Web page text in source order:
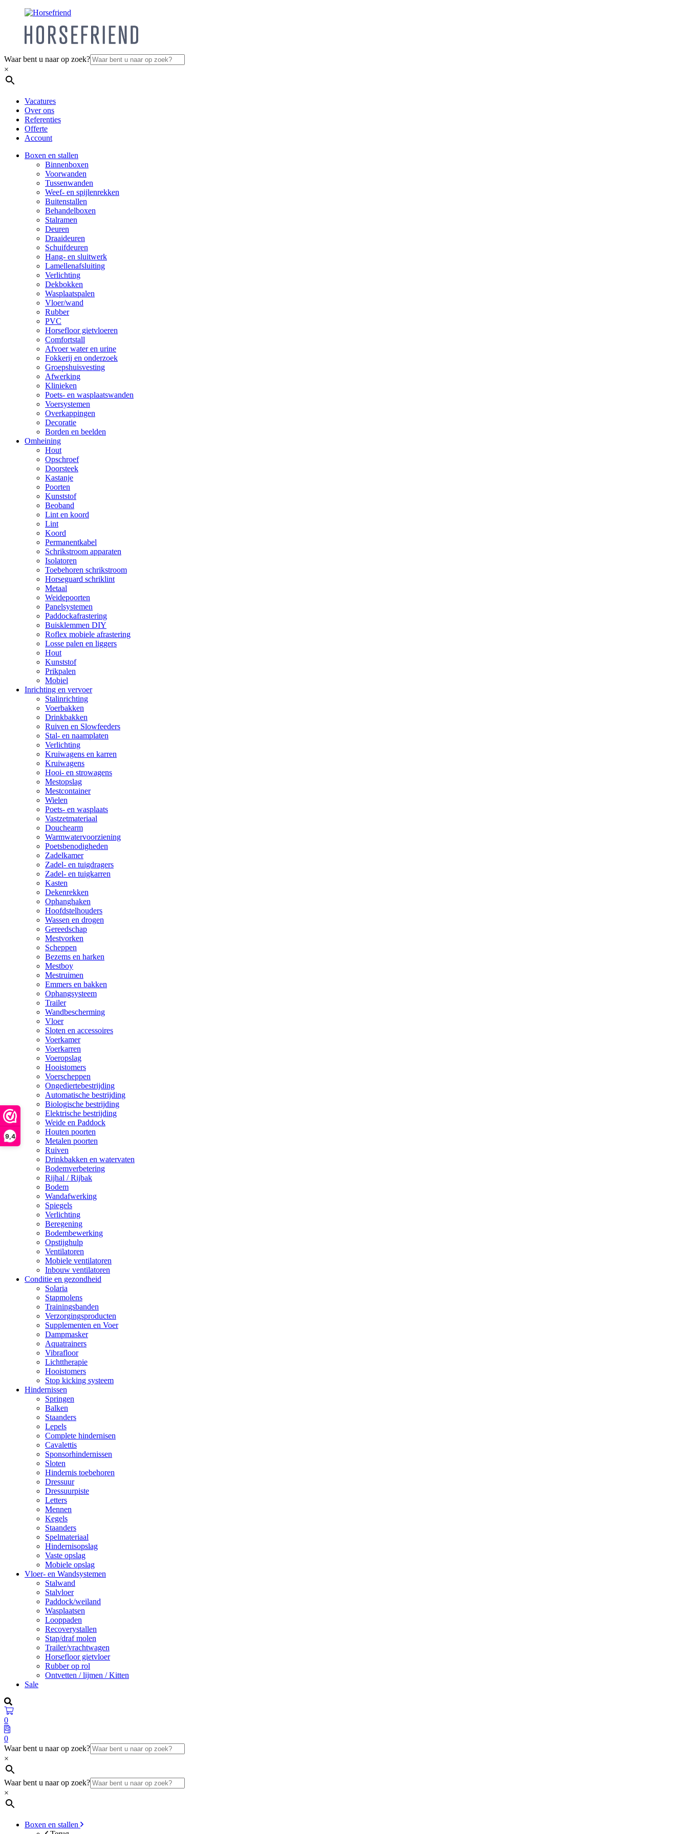
9,4
Waar bent u naar op zoek?
×
Vacatures
Over ons
Referenties
Offerte
Account
Boxen en stallen
Binnenboxen
Voorwanden
Tussenwanden
Weef- en spijlenrekken
Buitenstallen
Behandelboxen
Stalramen
Deuren
Draaideuren
Schuifdeuren
Hang- en sluitwerk
Lamellenafsluiting
Verlichting
Dekbokken
Wasplaatspalen
Vloer/wand
Rubber
PVC
Horsefloor gietvloeren
Comfortstall
Afvoer water en urine
Fokkerij en onderzoek
Groepshuisvesting
Afwerking
Klinieken
Poets- en wasplaatswanden
Voersystemen
Overkappingen
Decoratie
Borden en beelden
Omheining
Hout
Opschroef
Doorsteek
Kastanje
Poorten
Kunststof
Beoband
Lint en koord
Lint
Koord
Permanentkabel
Schrikstroom apparaten
Isolatoren
Toebehoren schrikstroom
Horseguard schriklint
Metaal
Weidepoorten
Panelsystemen
Paddockafrastering
Buisklemmen DIY
Roflex mobiele afrastering
Losse palen en liggers
Hout
Kunststof
Prikpalen
Mobiel
Inrichting en vervoer
Stalinrichting
Voerbakken
Drinkbakken
Ruiven en Slowfeeders
Stal- en naamplaten
Verlichting
Kruiwagens en karren
Kruiwagens
Hooi- en strowagens
Mestopslag
Mestcontainer
Wielen
Poets- en wasplaats
Vastzetmateriaal
Douchearm
Warmwatervoorziening
Poetsbenodigheden
Zadelkamer
Zadel- en tuigdragers
Zadel- en tuigkarren
Kasten
Dekenrekken
Ophanghaken
Hoofdstelhouders
Wassen en drogen
Gereedschap
Mestvorken
Scheppen
Bezems en harken
Mestboy
Mestruimen
Emmers en bakken
Ophangsysteem
Trailer
Wandbescherming
Vloer
Sloten en accessoires
Voerkamer
Voerkarren
Voeropslag
Hooistomers
Voerscheppen
Ongediertebestrijding
Automatische bestrijding
Biologische bestrijding
Elektrische bestrijding
Weide en Paddock
Houten poorten
Metalen poorten
Ruiven
Drinkbakken en watervaten
Bodemverbetering
Rijhal / Rijbak
Bodem
Wandafwerking
Spiegels
Verlichting
Beregening
Bodembewerking
Opstijghulp
Ventilatoren
Mobiele ventilatoren
Inbouw ventilatoren
Conditie en gezondheid
Solaria
Stapmolens
Trainingsbanden
Verzorgingsproducten
Supplementen en Voer
Dampmasker
Aquatrainers
Vibrafloor
Lichttherapie
Hooistomers
Stop kicking systeem
Hindernissen
Springen
Balken
Staanders
Lepels
Complete hindernisen
Cavalettis
Sponsorhindernissen
Sloten
Hindernis toebehoren
Dressuur
Dressuurpiste
Letters
Mennen
Kegels
Staanders
Spelmateriaal
Hindernisopslag
Vaste opslag
Mobiele opslag
Vloer- en Wandsystemen
Stalwand
Stalvloer
Paddock/weiland
Wasplaatsen
Looppaden
Recoverystallen
Stap/draf molen
Trailer/vrachtwagen
Horsefloor gietvloer
Rubber op rol
Ontvetten / lijmen / Kitten
Sale
0
0
Waar bent u naar op zoek?
×
Waar bent u naar op zoek?
×
Boxen en stallen